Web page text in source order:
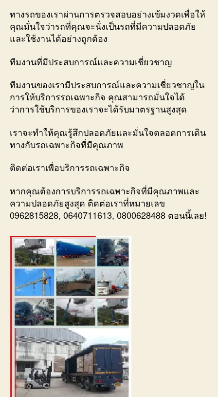
ทางรถของเราผ่านการตรวจสอบอย่างเข้มงวดเพื่อให้
คุณมั่นใจว่ารถที่คุณจะนั่งเป็นรถที่มีความปลอดภัย
และใช้งานได้อย่างถูกต้อง
ทีมงานที่มีประสบการณ์และความเชี่ยวชาญ
ทีมงานของเรามีประสบการณ์และความเชี่ยวชาญใน
การให้บริการรถเฉพาะกิจ คุณสามารถมั่นใจได้
ว่าการใช้บริการของเราจะได้รับมาตรฐานสูงสุด
เราจะทำให้คุณรู้สึกปลอดภัยและมั่นใจตลอดการเดิน
ทางกับรถเฉพาะกิจที่มีคุณภาพ
ติดต่อเราเพื่อบริการรถเฉพาะกิจ
หากคุณต้องการบริการรถเฉพาะกิจที่มีคุณภาพและ
ความปลอดภัยสูงสุด ติดต่อเราที่หมายเลข
0962815828, 0640711613, 0800628488 ตอนนี้เลย!